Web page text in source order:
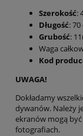
Szerokość:
Długość: 70
Grubość:
Waga
Kod
UWAGA!
Dokładamy
dywanów. Należy
ekranów mogą
fotografiach.